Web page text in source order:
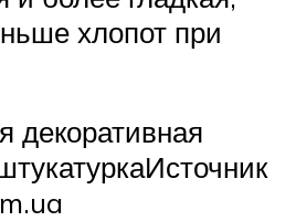
хлопот при
декоративная